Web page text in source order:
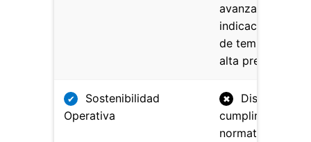
avanzado con
indicación digital
de temperatura
alta precisión.
✔
Sostenibilidad
Operativa
✖
Diseñado
cumplir con las
normativas de